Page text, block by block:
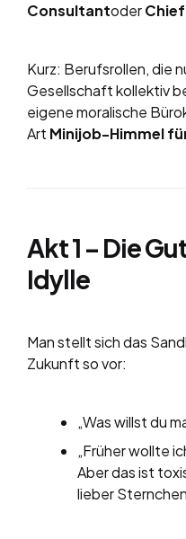
Consultantoder
Kurz: Berufsrollen, die
Gesellschaft kollektiv
eigene moralische
Art Minijob-Himmel
Akt 1 – Die
Idylle
Man stellt sich das
Zukunft so vor:
„Was willst du
„Früher wollte
Aber das ist
lieber